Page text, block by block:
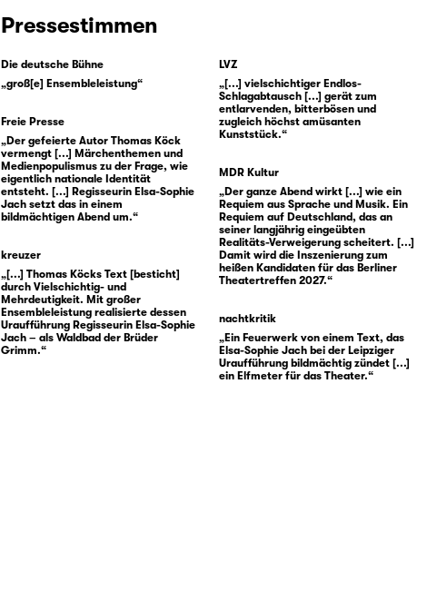
Pressestimmen
Die deutsche Bühne
„groß[e] Ensembleleistung“
Freie Presse
„Der gefeierte Autor Thomas Köck
vermengt [...] Märchenthemen und
Medienpopulismus zu der Frage, wie
eigentlich nationale Identität
entsteht. [...] Regisseurin Elsa-Sophie
Jach setzt das in einem
bildmächtigen Abend um.“
kreuzer
„[...] Thomas Köcks Text [besticht]
durch Vielschichtig- und
Mehrdeutigkeit. Mit großer
Ensembleleistung realisierte dessen
Uraufführung Regisseurin Elsa-Sophie
Jach – als Waldbad der Brüder
Grimm.“
LVZ
„[...] vielschichtiger Endlos-
Schlagabtausch [...] gerät zum
entlarvenden, bitterbösen und
zugleich höchst amüsanten
Kunststück.“
MDR Kultur
„Der ganze Abend wirkt [...] wie ein
Requiem aus Sprache und Musik. Ein
Requiem auf Deutschland, das an
seiner langjährig eingeübten
Realitäts-Verweigerung scheitert. [...]
Damit wird die Inszenierung zum
heißen Kandidaten für das Berliner
Theatertreffen 2027.“
nachtkritik
„Ein Feuerwerk von einem Text, das
Elsa-Sophie Jach bei der Leipziger
Uraufführung bildmächtig zündet [...]
ein Elfmeter für das Theater.“